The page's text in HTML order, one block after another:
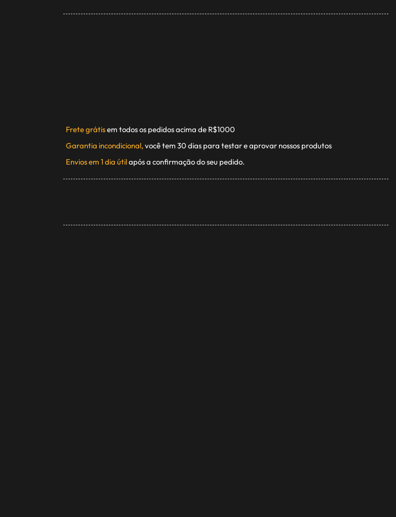
Frete grátisem todos os pedidos acima de R$1000
Garantia incondicional, você tem 30 dias para testar e aprovar nossos produtos
Envios em 1 dia útilapós a confirmação do seu pedido.